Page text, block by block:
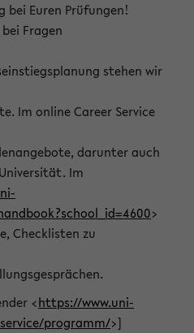
bei Euren Prüfungen!
Fragen
stehen wir
Im online Career Service
darunter auch
Im
>
Checklisten zu
<https://www.uni-
programm/>]